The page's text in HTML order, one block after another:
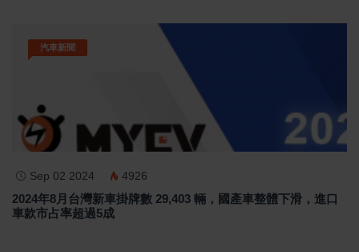
汽車新聞
Sep 02 2024 4926
2024年8月台灣新車掛牌數 29,403 輛，國產車整體下滑，進口
車款市占率超過5成